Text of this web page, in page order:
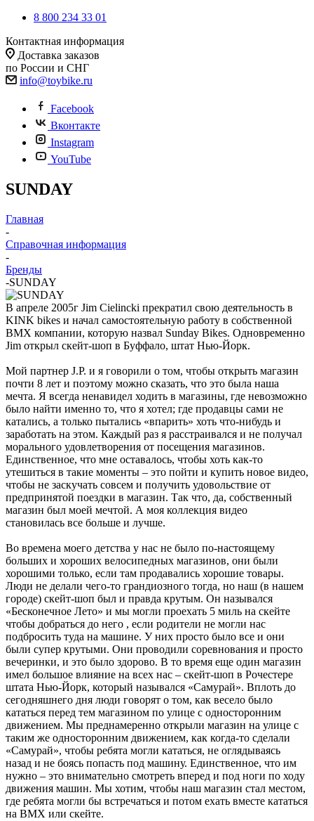
8 800 234 33 01
Контактная информация
Доставка заказов
по России и СНГ
info@toybike.ru
Facebook
Вконтакте
Instagram
YouTube
SUNDAY
Главная
-
Справочная информация
-
Бренды
-SUNDAY
В апреле 2005г Jim Cielincki прекратил свою деятельность в
KINK bikes и начал самостоятельную работу в собственной
ВМХ компании, которую назвал Sunday Bikes. Одновременно
Jim открыл скейт-шоп в Буффало, штат Нью-Йорк.
Мой партнер J.P. и я говорили о том, чтобы открыть магазин
почти 8 лет и поэтому можно сказать, что это была наша
мечта. Я всегда ненавидел ходить в магазины, где невозможно
было найти именно то, что я хотел; где продавцы сами не
катались, а только пытались «впарить» хоть что-нибудь и
заработать на этом. Каждый раз я расстраивался и не получал
морального удовлетворения от посещения магазинов.
Единственное, что мне оставалось, чтобы хоть как-то
утешиться в такие моменты – это пойти и купить новое видео,
чтобы не заскучать совсем и получить удовольствие от
предпринятой поездки в магазин. Так что, да, собственный
магазин был моей мечтой. А моя коллекция видео
становилась все больше и лучше.
Во времена моего детства у нас не было по-настоящему
больших и хороших велосипедных магазинов, они были
хорошими только, если там продавались хорошие товары.
Люди не делали чего-то грандиозного тогда, но наш (в нашем
городе) скейт-шоп был и правда крутым. Он назывался
«Бесконечное Лето» и мы могли проехать 5 миль на скейте
чтобы добраться до него , если родители не могли нас
подбросить туда на машине. У них просто было все и они
были супер крутыми. Они проводили соревнования и просто
вечеринки, и это было здорово. В то время еще один магазин
имел большое влияние на всех нас – скейт-шоп в Рочестере
штата Нью-Йорк, который назывался «Самурай». Вплоть до
сегодняшнего дня люди говорят о том, как весело было
кататься перед тем магазином по улице с односторонним
движением. Мы преднамеренно открыли магазин на улице с
таким же односторонним движением, как когда-то сделали
«Самурай», чтобы ребята могли кататься, не оглядываясь
назад и не боясь попасть под машину. Единственное, что им
нужно – это внимательно смотреть вперед и под ноги по ходу
движения машин. Мы хотим, чтобы наш магазин стал местом,
где ребята могли бы встречаться и потом ехать вместе кататься
на ВМХ или скейте.